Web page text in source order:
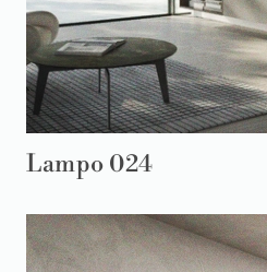
Lampo 024